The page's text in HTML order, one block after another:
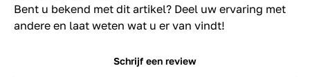
Bent u bekend met dit artikel? Deel uw ervaring met
andere en laat weten wat u er van vindt!
Schrijf een review